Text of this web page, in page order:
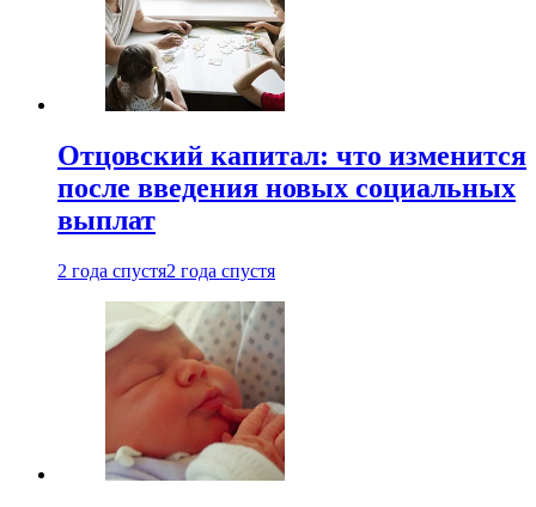
Отцовский капитал: что изменится
после введения новых социальных
выплат
2 года спустя2 года спустя